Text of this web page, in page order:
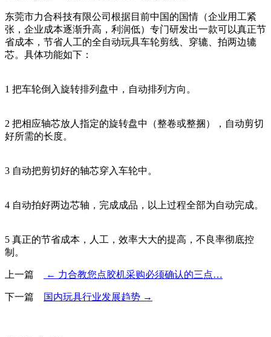
东莞市力合科技有限公司根据目前中国的国情（企业用工紧
张，企业成本逐渐升高，利润低）专门研发出一款可以真正节
省成本，节省人工的全自动玩具车轮剪线、穿辘、拍两边辘
芯。具体功能如下：
1 把车轮倒入旋转排列盘中，自动排列方向。
2 把相应轴芯放人指定的旋转盘中（整卷或整捆），自动剪切
好所需的长度。
3 自动把剪切好的轴芯穿入车轮中。
4 自动拍好两边芯轴，完成成品，以上过程全部为自动完成。
5 真正的节省成本，人工，效率大大的提高，不良率彻底控
制。
上一篇 ← 力合教您点胶机采购必须确认的三点…
下一篇 国内玩具行业发展趋势 →